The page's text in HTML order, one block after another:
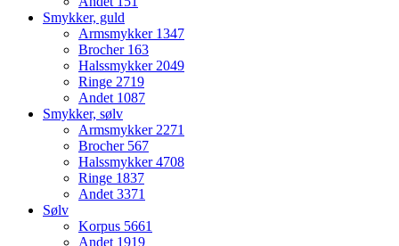
Smykker, guld
Armsmykker 1347
Brocher 163
Halssmykker 2049
Ringe 2719
Andet 1087
Smykker, sølv
Armsmykker 2271
Brocher 567
Halssmykker4708
Ringe 1837
Andet 3371
Sølv
Korpus 5661
Andet 1919